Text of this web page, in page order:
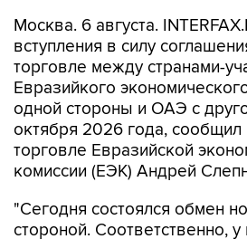
Москва. 6 августа.
вступления в силу
торговле между странами-
Евразийкого
одной стороны и ОАЭ с
октября 2026 года, сообщил
торговле Евразийской
комиссии (ЕЭК) Андрей
"Сегодня состоялся обмен
стороной. Соответственно, у